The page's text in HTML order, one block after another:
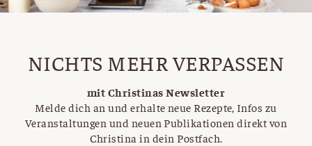
NICHTS MEHR VERPASSEN
mit Christinas Newsletter
Melde dich an und erhalte neue Rezepte, Infos zu
Veranstaltungen und neuen Publikationen direkt von
Christina in dein Postfach.